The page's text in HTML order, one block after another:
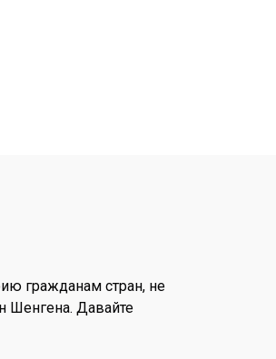
гражданам стран, не
Шенгена. Давайте